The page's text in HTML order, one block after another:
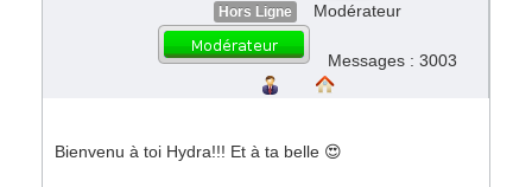
Hors Ligne Modérateur
Messages : 3003
Bienvenu à toi Hydra!!! Et à ta belle 😍